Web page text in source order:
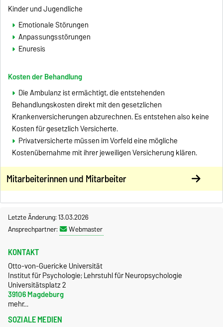
Kinder und Jugendliche
Emotionale Störungen
Anpassungsstörungen
Enuresis
Kosten der Behandlung
Die Ambulanz ist ermächtigt, die entstehenden
Behandlungskosten direkt mit den gesetzlichen
Krankenversicherungen abzurechnen. Es entstehen also keine
Kosten für gesetzlich Versicherte.
Privatversicherte müssen im Vorfeld eine mögliche
Kostenübernahme mit ihrer jeweiligen Versicherung klären.
Mitarbeiterinnen und Mitarbeiter
Letzte Änderung: 13.03.2026
Ansprechpartner:
Webmaster
SOZIALE MEDIEN
KONTAKT
Otto-von-Guericke Universität
Institut für Psychologie; Lehrstuhl für Neuropsychologie
Universitätsplatz 2
39106 Magdeburg
mehr…